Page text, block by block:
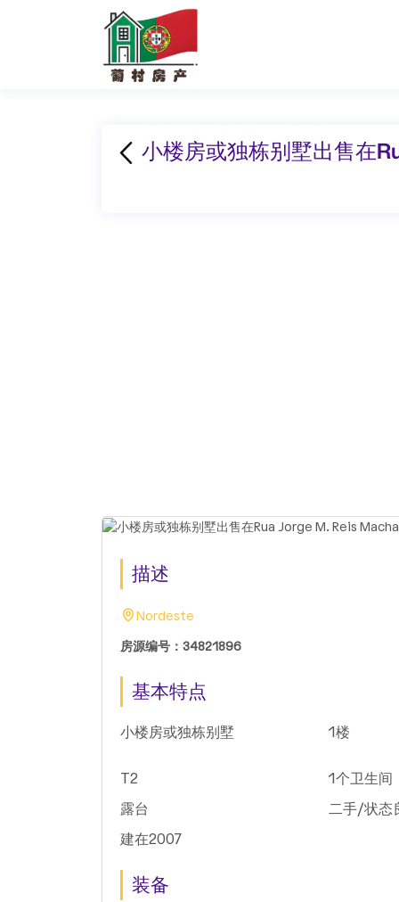
小楼房或独栋别墅出售在
描述
Nordeste
房源编号：34821896
基本特点
小楼房或独栋别墅 1楼
T2
1个卫生间
露台
二手/状态
建在2007
装备